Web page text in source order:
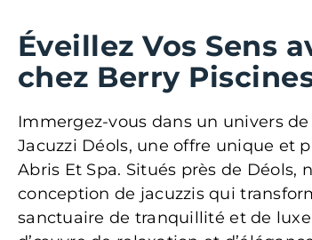
Éveillez Vos Sens
chez Berry
Immergez-vous dans un univers
Jacuzzi Déols, une offre unique et
Abris Et Spa. Situés près de Déols,
conception de jacuzzis qui
sanctuaire de tranquillité et de